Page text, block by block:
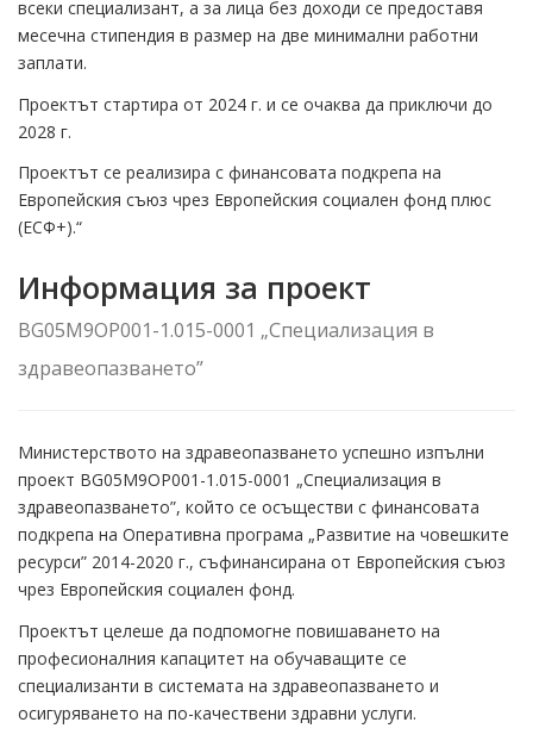
всеки специализант, а за лица без доходи се предоставя
месечна стипендия в размер на две минимални работни
заплати.
Проектът стартира от 2024 г. и се очаква да приключи до
2028 г.
Проектът се реализира с финансовата подкрепа на
Европейския съюз чрез Европейския социален фонд плюс
(ЕСФ+).“
Информация за проект
BG05M9OP001-1.015-0001 „Специализация в
здравеопазването”
Министерството на здравеопазването успешно изпълни
проект BG05M9OP001-1.015-0001 „Специализация в
здравеопазването”, който се осъществи с финансовата
подкрепа на Оперативна програма „Развитие на човешките
ресурси” 2014-2020 г., съфинансирана от Европейския съюз
чрез Европейския социален фонд.
Проектът целеше да подпомогне повишаването на
професионалния капацитет на обучаващите се
специализанти в системата на здравеопазването и
осигуряването на по-качествени здравни услуги.